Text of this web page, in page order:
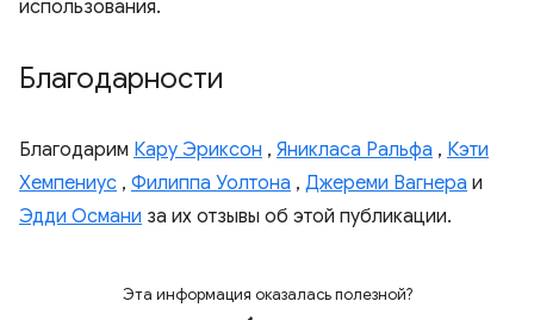
использования.
Благодарности
Благодарим Кару Эриксон , Яникласа Ральфа , Кэти
Хемпениус , Филиппа Уолтона , Джереми Вагнера и
Эдди Османи за их отзывы об этой публикации.
Эта информация оказалась полезной?